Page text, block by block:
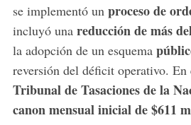
se implementó un proceso de
incluyó una reducción de más
la adopción de un esquema
reversión del déficit operativo. En
Tribunal de Tasaciones de la
canon mensual inicial de $611